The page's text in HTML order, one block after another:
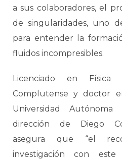
a sus colaboradores, el
de singularidades, uno
para entender la
fluidos incompresibles.
Licenciado en Física
Complutense y doctor
Universidad
dirección de Diego
asegura que “el
investigación con